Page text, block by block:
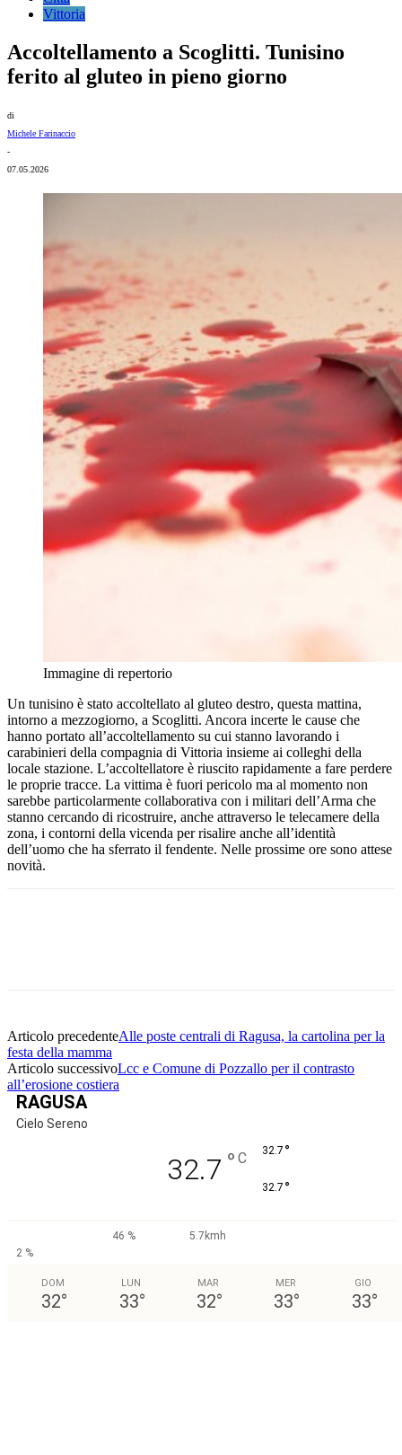
Vittoria
Accoltellamento a Scoglitti. Tunisino
ferito al gluteo in pieno giorno
di
Michele Farinaccio
-
07.05.2026
Immagine di repertorio
Un tunisino è stato accoltellato al gluteo destro, questa mattina,
intorno a mezzogiorno, a Scoglitti. Ancora incerte le cause che
hanno portato all’accoltellamento su cui stanno lavorando i
carabinieri della compagnia di Vittoria insieme ai colleghi della
locale stazione. L’accoltellatore è riuscito rapidamente a fare perdere
le proprie tracce. La vittima è fuori pericolo ma al momento non
sarebbe particolarmente collaborativa con i militari dell’Arma che
stanno cercando di ricostruire, anche attraverso le telecamere della
zona, i contorni della vicenda per risalire anche all’identità
dell’uomo che ha sferrato il fendente. Nelle prossime ore sono attese
novità.
Articolo precedenteAlle poste centrali di Ragusa, la cartolina per la
festa della mamma
Articolo successivoLcc e Comune di Pozzallo per il contrasto
all’erosione costiera
RAGUSA
Cielo Sereno
32.7 ° C 32.7 °
32.7 °
46 %
5.7kmh
2 %
DOM
32°
LUN
33°
MAR
32°
MER
33°
GIO
33°